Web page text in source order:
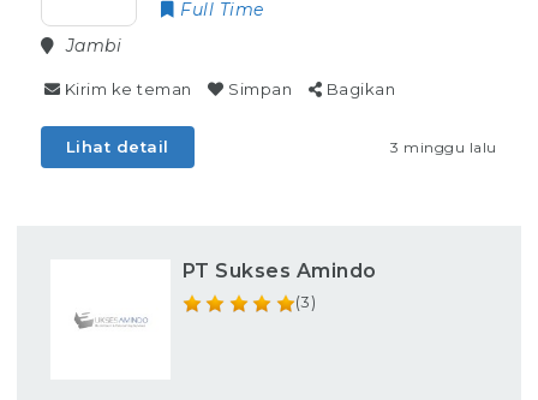
Full Time
Jambi
Kirim ke teman Simpan Bagikan
Lihat detail 3 minggu lalu
PT Sukses Amindo
(3)